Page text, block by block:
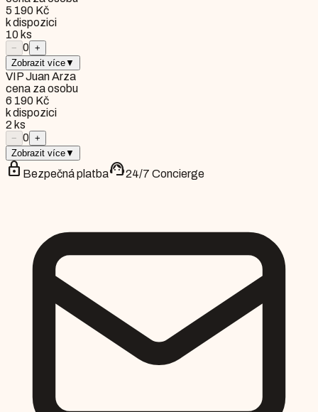
5 190 Kč
k dispozici
10 ks
− 0 +
Zobrazit více▼
VIP Juan Arza
cena za osobu
6 190 Kč
k dispozici
2 ks
− 0 +
Zobrazit více▼
lock Bezpečná platbasupport_agent24/7 Concierge